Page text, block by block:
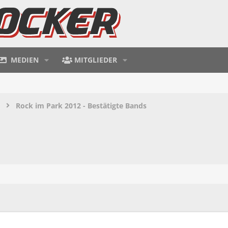
MEDIEN MITGLIEDER
Rock im Park 2012 - Bestätigte Bands